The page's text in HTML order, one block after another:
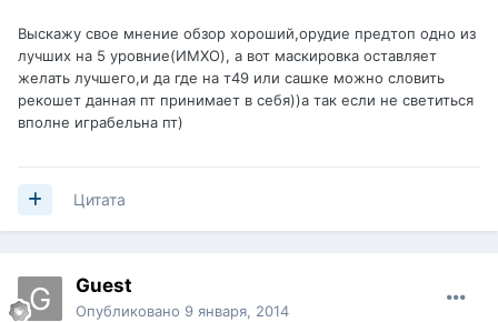
Выскажу свое мнение обзор хороший,орудие предтоп одно из
лучших на 5 уровние(ИМХО), а вот маскировка оставляет
желать лучшего,и да где на т49 или сашке можно словить
рекошет данная пт принимает в себя))а так если не светиться
вполне играбельна пт)
Цитата
Guest
Опубликовано 9 января, 2014